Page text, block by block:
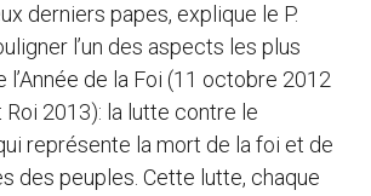
derniers papes, explique le P.
l’un des aspects les plus
de la Foi (11 octobre 2012
2013): la lutte contre le
représente la mort de la foi et de
des peuples. Cette lutte, chaque